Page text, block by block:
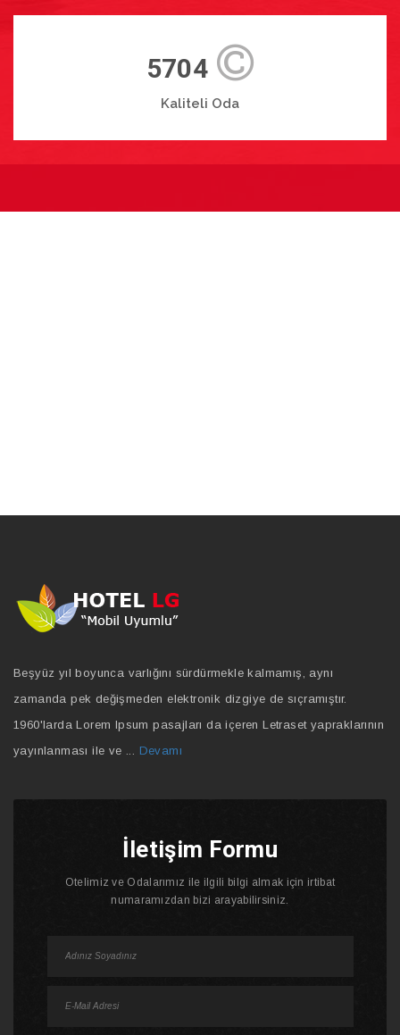
5704
Kaliteli Oda
Beşyüz yıl boyunca varlığını sürdürmekle kalmamış, aynı
zamanda pek değişmeden elektronik dizgiye de sıçramıştır.
1960'larda Lorem Ipsum pasajları da içeren Letraset yapraklarının
yayınlanması ile ve ... Devamı
İletişim Formu
Otelimiz ve Odalarımız ile ilgili bilgi almak için irtibat
numaramızdan bizi arayabilirsiniz.